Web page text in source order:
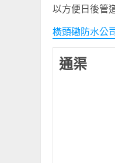
以方便日後管
橫頭磡防水公
通渠